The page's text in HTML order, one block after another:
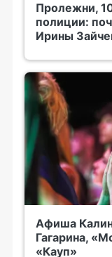
Пролежни,
полиции:
Ирины
Афиша
Гагарина,
«Кауп»